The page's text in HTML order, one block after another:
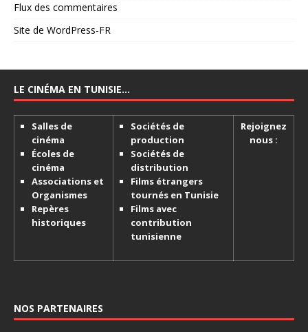
Flux des commentaires
Site de WordPress-FR
LE CINÉMA EN TUNISIE…
Salles de
cinéma
Écoles de
cinéma
Associations et
Organismes
Repères
historiques
Sociétés de
production
Sociétés de
distribution
Films étrangers
tournés en Tunisie
Films avec
contribution
tunisienne
Rejoignez
nous :
NOS PARTENAIRES